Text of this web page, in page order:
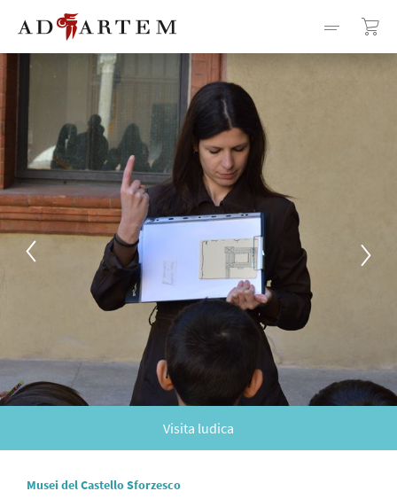
Visita ludica
Musei del Castello Sforzesco